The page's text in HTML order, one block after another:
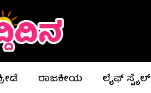
ರಾಜಕೀಯ ಲೈಫ್ ಸ್ಟೈಲ್